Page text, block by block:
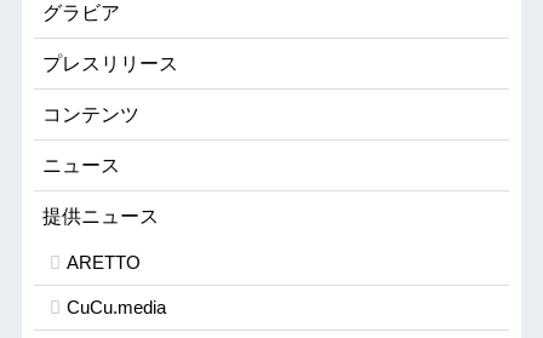
グラビア
プレスリリース
コンテンツ
ニュース
提供ニュース
ARETTO
CuCu.media